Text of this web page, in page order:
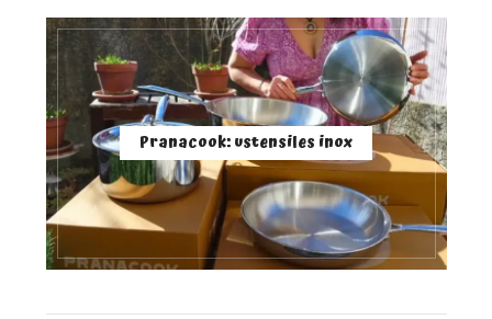
Pranacook: ustensiles inox